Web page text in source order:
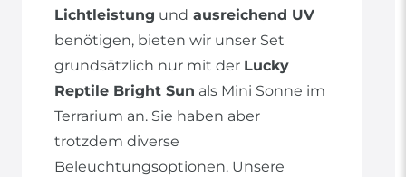
Lichtleistung und ausreichend UV
benötigen, bieten wir unser Set
grundsätzlich nur mit der Lucky
Reptile Bright Sun als Mini Sonne im
Terrarium an. Sie haben aber
trotzdem diverse
Beleuchtungsoptionen. Unsere